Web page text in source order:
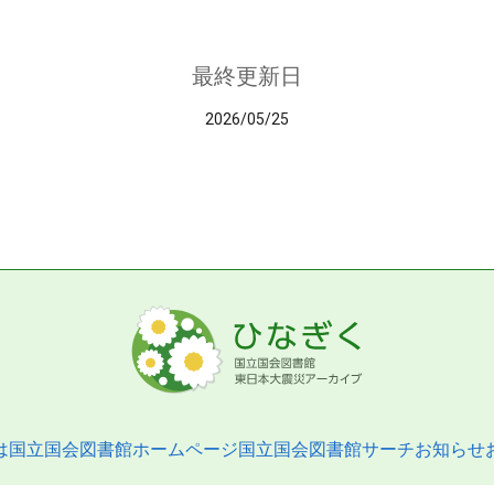
最終更新日
2026/05/25
国立国会図書館ホームページ国立国会図書館サーチお知らせ